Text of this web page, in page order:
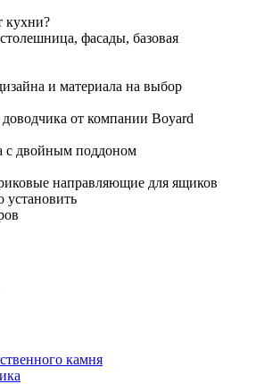
кухни?
фасады, базовая
и материала на выбор
от компании Boyard
с двойным поддоном
направляющие для ящиков
камня